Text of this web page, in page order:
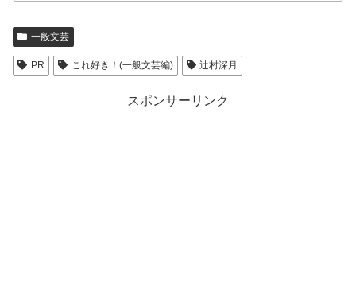
一般文芸
PR これ好き！(一般文芸編) 辻村深月
スポンサーリンク